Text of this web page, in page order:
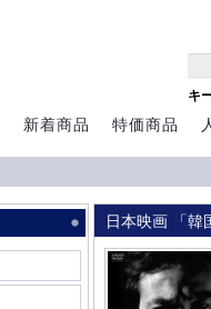
キ
新着商品 特価商品
日本映画 「韓